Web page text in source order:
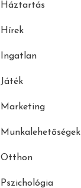
Háztartás
Hírek
Ingatlan
Játék
Marketing
Munkalehetőségek
Otthon
Pszichológia